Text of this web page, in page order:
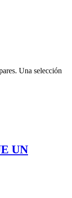
Una selección
UN